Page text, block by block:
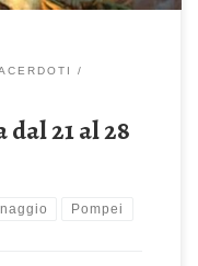
21 al 28
Pompei